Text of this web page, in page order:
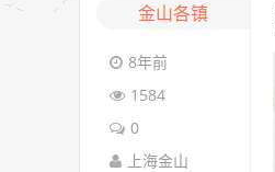
金山各镇
8年前
1584
0
上海金山